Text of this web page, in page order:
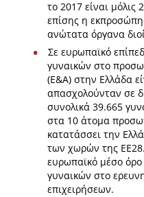
το 2017 είναι μόλις
επίσης η
ανώτατα όργανα
Σε ευρωπαϊκό
γυναικών στο
(E&A) στην Ελλάδα
απασχολούνταν σε
συνολικά 39.665
στα 10 άτομα
κατατάσσει την
των χωρών της
ευρωπαϊκό μέσο
γυναικών στο
επιχειρήσεων.